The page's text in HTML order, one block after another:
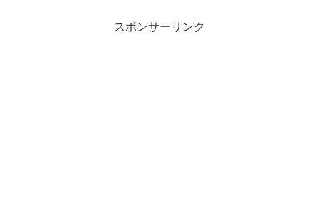
スポンサーリンク